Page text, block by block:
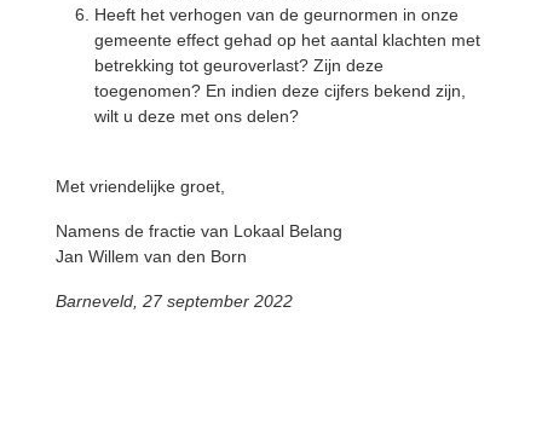
Heeft het verhogen van de geurnormen in onze
gemeente effect gehad op het aantal klachten met
betrekking tot geuroverlast? Zijn deze
toegenomen? En indien deze cijfers bekend zijn,
wilt u deze met ons delen?
Met vriendelijke groet,
Namens de fractie van Lokaal Belang
Jan Willem van den Born
Barneveld, 27 september 2022